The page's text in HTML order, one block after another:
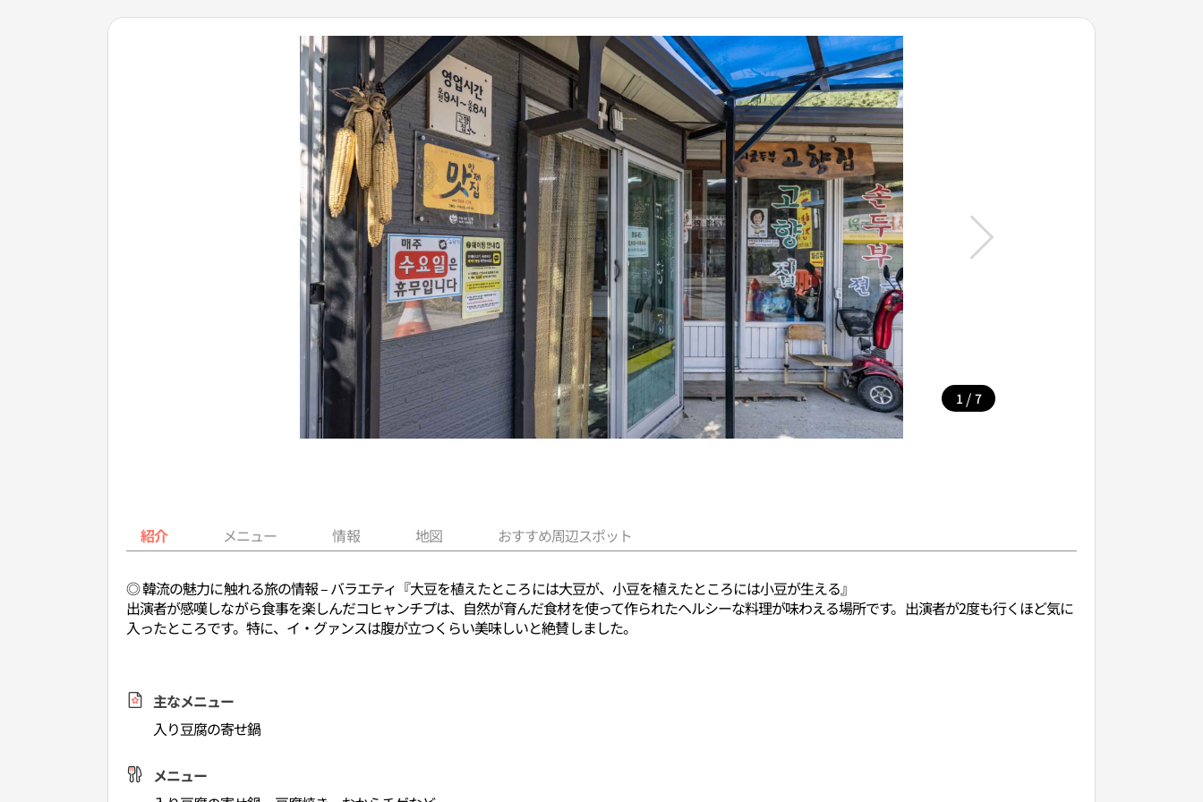
1 / 7
紹介 メニュー 情報 地図 おすすめ周辺スポット
◎ 韓流の魅力に触れる旅の情報 – バラエティ『大豆を植えたところには大豆が、小豆を植えたところには小豆が生える』
出演者が感嘆しながら食事を楽しんだコヒャンチプは、自然が育んだ食材を使って作られたヘルシーな料理が味わえる場所です。出演者が2度も行くほど気に
入ったところです。特に、イ・グァンスは腹が立つくらい美味しいと絶賛しました。
主なメニュー
入り豆腐の寄せ鍋
メニュー